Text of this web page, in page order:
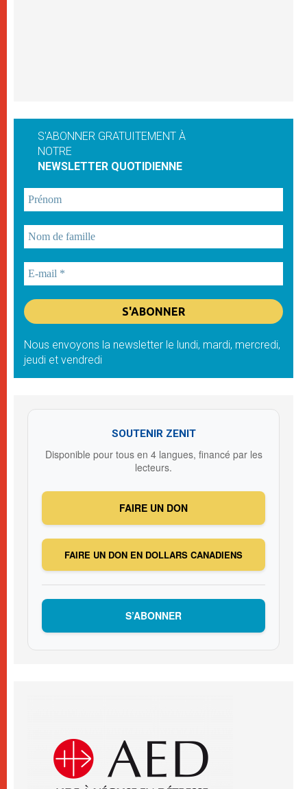
S'ABONNER GRATUITEMENT À
NOTRE
NEWSLETTER QUOTIDIENNE
Nous envoyons la newsletter le lundi, mardi, mercredi,
jeudi et vendredi
SOUTENIR ZENIT
Disponible pour tous en 4 langues, financé par les
lecteurs.
FAIRE UN DON
FAIRE UN DON EN DOLLARS CANADIENS
S’ABONNER